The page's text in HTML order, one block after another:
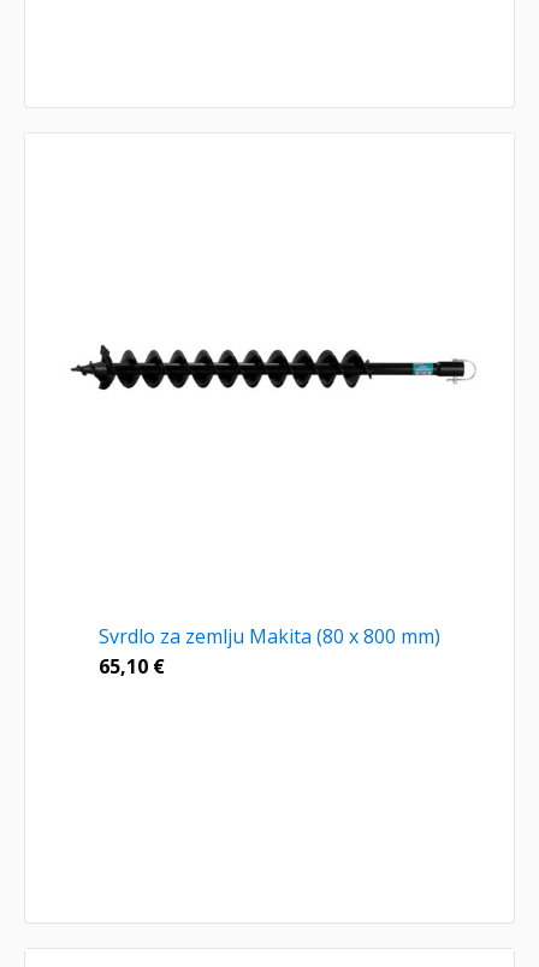
Svrdlo za zemlju Makita (80 x 800 mm)
65,10 €